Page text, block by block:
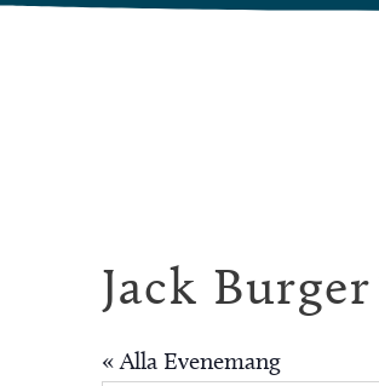
Jack
« Alla Evenemang